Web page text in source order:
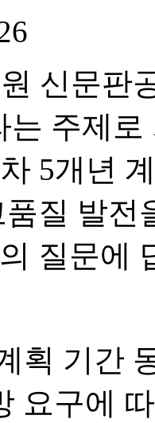
신문판
는 주제
5개년
질 발전
질문에
획 기간
요구에